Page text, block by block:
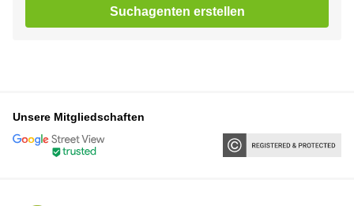
Suchagenten erstellen
Unsere Mitgliedschaften